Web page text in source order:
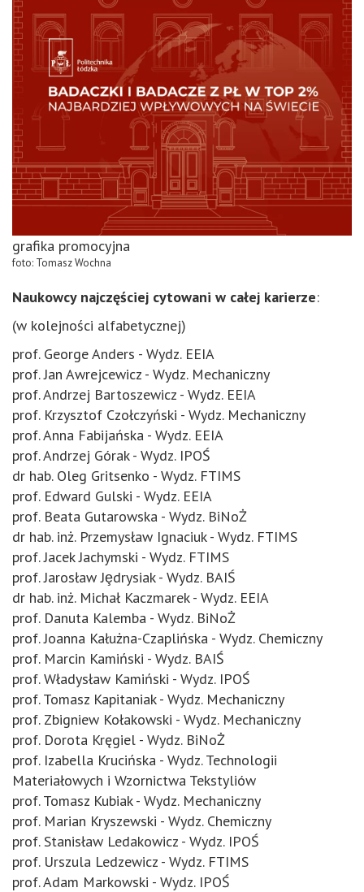
grafika promocyjna
foto: Tomasz Wochna
Naukowcy najczęściej cytowani w całej karierze:
(w kolejności alfabetycznej)
prof. George Anders - Wydz. EEIA
prof. Jan Awrejcewicz - Wydz. Mechaniczny
prof. Andrzej Bartoszewicz - Wydz. EEIA
prof. Krzysztof Czołczyński - Wydz. Mechaniczny
prof. Anna Fabijańska - Wydz. EEIA
prof. Andrzej Górak - Wydz. IPOŚ
dr hab. Oleg Gritsenko - Wydz. FTIMS
prof. Edward Gulski - Wydz. EEIA
prof. Beata Gutarowska - Wydz. BiNoŻ
dr hab. inż. Przemysław Ignaciuk - Wydz. FTIMS
prof. Jacek Jachymski - Wydz. FTIMS
prof. Jarosław Jȩdrysiak - Wydz. BAIŚ
dr hab. inż. Michał Kaczmarek - Wydz. EEIA
prof. Danuta Kalemba - Wydz. BiNoŻ
prof. Joanna Kałużna-Czaplińska - Wydz. Chemiczny
prof. Marcin Kamiński - Wydz. BAIŚ
prof. Władysław Kamiński - Wydz. IPOŚ
prof. Tomasz Kapitaniak - Wydz. Mechaniczny
prof. Zbigniew Kołakowski - Wydz. Mechaniczny
prof. Dorota Kręgiel - Wydz. BiNoŻ
prof. Izabella Krucińska - Wydz. Technologii
Materiałowych i Wzornictwa Tekstyliów
prof. Tomasz Kubiak - Wydz. Mechaniczny
prof. Marian Kryszewski - Wydz. Chemiczny
prof. Stanisław Ledakowicz - Wydz. IPOŚ
prof. Urszula Ledzewicz - Wydz. FTIMS
prof. Adam Markowski - Wydz. IPOŚ